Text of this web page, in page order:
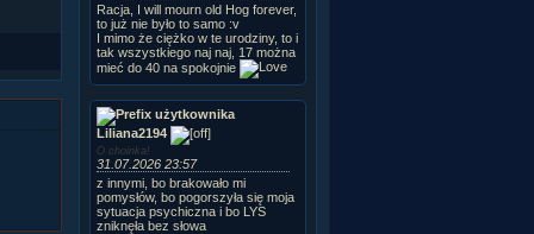
Racja, I will mourn old Hog forever,
to już nie było to samo :v
I mimo że ciężko w te urodziny, to i
tak wszystkiego naj naj, 17 można
mieć do 40 na spokojnie
Liliana2194
O choinka!
31.07.2026 23:57
z innymi, bo brakowało mi
pomysłów, bo pogorszyła się moja
sytuacja psychiczna i bo LYS
zniknęła bez słowa